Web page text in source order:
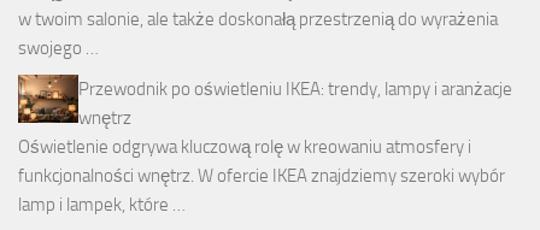
w twoim salonie, ale także doskonałą przestrzenią do wyrażenia
swojego …
Przewodnik po oświetleniu IKEA: trendy, lampy i aranżacje
wnętrz
Oświetlenie odgrywa kluczową rolę w kreowaniu atmosfery i
funkcjonalności wnętrz. W ofercie IKEA znajdziemy szeroki wybór
lamp i lampek, które …